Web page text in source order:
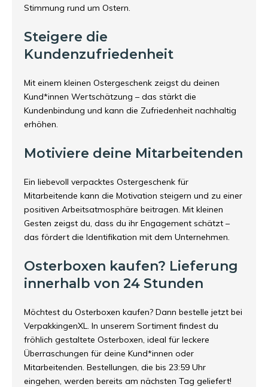
Stimmung rund um Ostern.
Steigere die
Kundenzufriedenheit
Mit einem kleinen Ostergeschenk zeigst du deinen
Kund*innen Wertschätzung – das stärkt die
Kundenbindung und kann die Zufriedenheit nachhaltig
erhöhen.
Motiviere deine Mitarbeitenden
Ein liebevoll verpacktes Ostergeschenk für
Mitarbeitende kann die Motivation steigern und zu einer
positiven Arbeitsatmosphäre beitragen. Mit kleinen
Gesten zeigst du, dass du ihr Engagement schätzt –
das fördert die Identifikation mit dem Unternehmen.
Osterboxen kaufen? Lieferung
innerhalb von 24 Stunden
Möchtest du Osterboxen kaufen? Dann bestelle jetzt bei
VerpakkingenXL. In unserem Sortiment findest du
fröhlich gestaltete Osterboxen, ideal für leckere
Überraschungen für deine Kund*innen oder
Mitarbeitenden. Bestellungen, die bis 23:59 Uhr
eingehen, werden bereits am nächsten Tag geliefert!